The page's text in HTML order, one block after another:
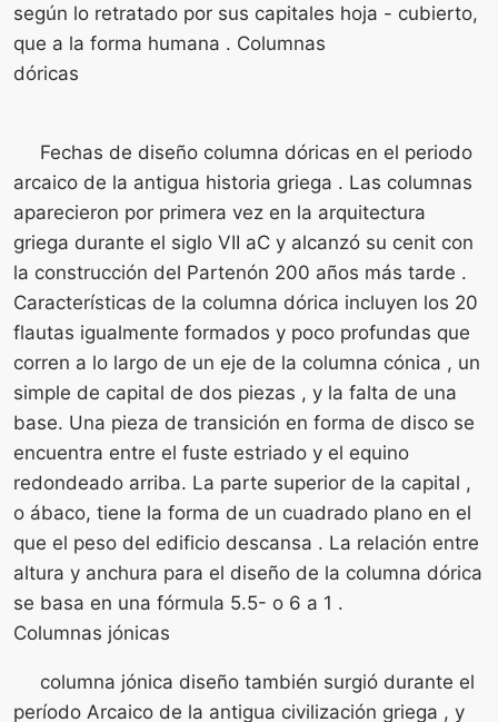
según lo retratado por sus capitales hoja - cubierto,
que a la forma humana . Columnas
dóricas
Fechas de diseño columna dóricas en el periodo
arcaico de la antigua historia griega . Las columnas
aparecieron por primera vez en la arquitectura
griega durante el siglo VII aC y alcanzó su cenit con
la construcción del Partenón 200 años más tarde .
Características de la columna dórica incluyen los 20
flautas igualmente formados y poco profundas que
corren a lo largo de un eje de la columna cónica , un
simple de capital de dos piezas , y la falta de una
base. Una pieza de transición en forma de disco se
encuentra entre el fuste estriado y el equino
redondeado arriba. La parte superior de la capital ,
o ábaco, tiene la forma de un cuadrado plano en el
que el peso del edificio descansa . La relación entre
altura y anchura para el diseño de la columna dórica
se basa en una fórmula 5.5- o 6 a 1 .
Columnas jónicas
columna jónica diseño también surgió durante el
período Arcaico de la antigua civilización griega , y